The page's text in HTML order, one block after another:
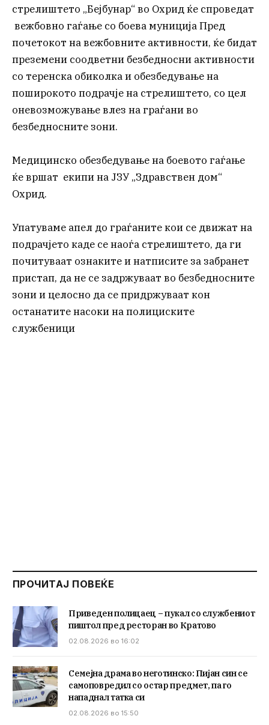
стрелиштето „Бејбунар“ во Охрид ќе спроведат
вежбовно гаѓање со боева муниција Пред
почетокот на вежбовните активности, ќе бидат
преземени соодветни безбедносни активности
со теренска обиколка и обезбедување на
поширокото подрачје на стрелиштето, со цел
оневозможување влез на граѓани во
безбедносните зони.
Медицинско обезбедување на боевото гаѓање
ќе вршат екипи на ЈЗУ „Здравствен дом“
Охрид.
Упатуваме апел до граѓаните кои се движат на
подрачјето каде се наоѓа стрелиштето, да ги
почитуваат ознаките и натписите за забранет
пристап, да не се задржуваат во безбедносните
зони и целосно да се придржуваат кон
останатите насоки на полициските
службеници
ПРОЧИТАЈ ПОВЕЌЕ
Приведен полицаец – пукал со службениот
пиштол пред ресторан во Кратово
02.08.2026 во 16:02
Семејна драма во неготинско: Пијан син се
самоповредил со остар предмет, па го
нападнал татка си
02.08.2026 во 15:50